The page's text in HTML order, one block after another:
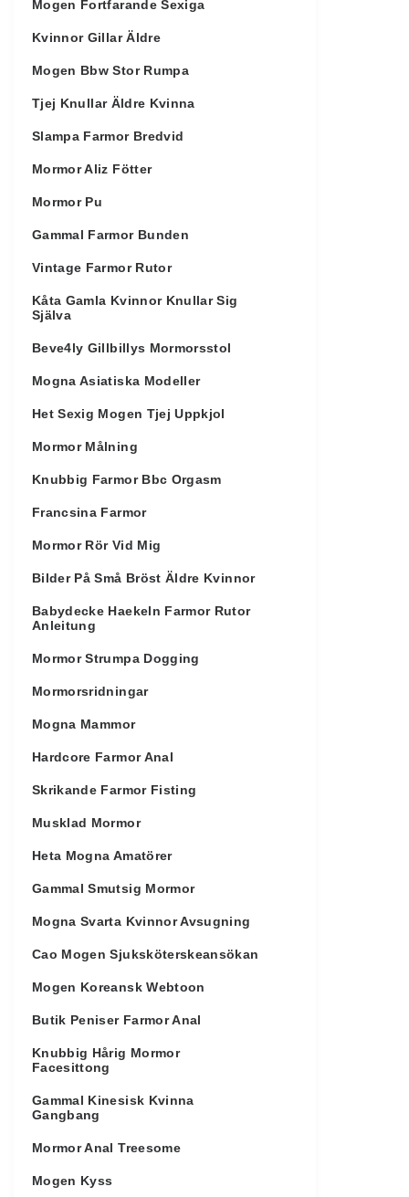
Mogen Fortfarande Sexiga
Kvinnor Gillar Äldre
Mogen Bbw Stor Rumpa
Tjej Knullar Äldre Kvinna
Slampa Farmor Bredvid
Mormor Aliz Fötter
Mormor Pu
Gammal Farmor Bunden
Vintage Farmor Rutor
Kåta Gamla Kvinnor Knullar Sig
Själva
Beve4ly Gillbillys Mormorsstol
Mogna Asiatiska Modeller
Het Sexig Mogen Tjej Uppkjol
Mormor Målning
Knubbig Farmor Bbc Orgasm
Francsina Farmor
Mormor Rör Vid Mig
Bilder På Små Bröst Äldre Kvinnor
Babydecke Haekeln Farmor Rutor
Anleitung
Mormor Strumpa Dogging
Mormorsridningar
Mogna Mammor
Hardcore Farmor Anal
Skrikande Farmor Fisting
Musklad Mormor
Heta Mogna Amatörer
Gammal Smutsig Mormor
Mogna Svarta Kvinnor Avsugning
Cao Mogen Sjuksköterskeansökan
Mogen Koreansk Webtoon
Butik Peniser Farmor Anal
Knubbig Hårig Mormor
Facesittong
Gammal Kinesisk Kvinna
Gangbang
Mormor Anal Treesome
Mogen Kyss